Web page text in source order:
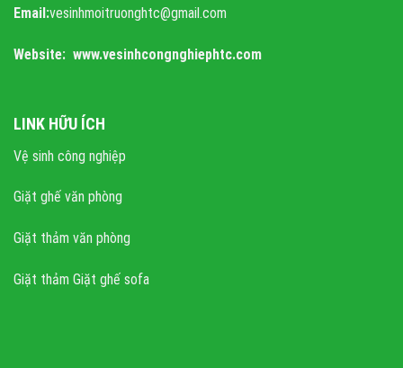
Email:vesinhmoitruonghtc@gmail.com
Website: www.vesinhcongnghiephtc.com
LINK HỮU ÍCH
Vệ sinh công nghiệp
Giặt ghế văn phòng
Giặt thảm văn phòng
Giặt thảm Giặt ghế sofa